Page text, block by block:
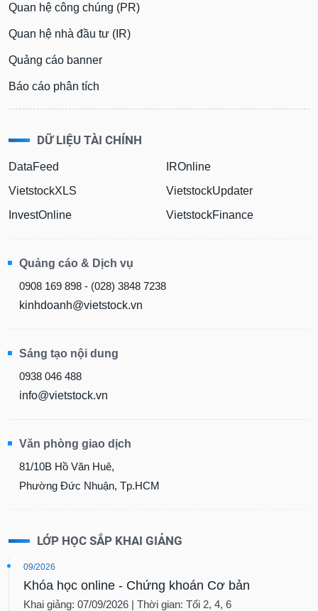
Quan hệ công chúng (PR)
Quan hệ nhà đầu tư (IR)
Quảng cáo banner
Báo cáo phân tích
DỮ LIỆU TÀI CHÍNH
DataFeed
VietstockXLS
InvestOnline
IROnline
VietstockUpdater
VietstockFinance
Quảng cáo & Dịch vụ
0908 169 898 - (028) 3848 7238
kinhdoanh@vietstock.vn
Sáng tạo nội dung
0938 046 488
info@vietstock.vn
Văn phòng giao dịch
81/10B Hồ Văn Huê,
Phường Đức Nhuận, Tp.HCM
LỚP HỌC SẮP KHAI GIẢNG
09/2026
Khóa học online - Chứng khoán Cơ bản
Khai giảng: 07/09/2026 | Thời gian: Tối 2, 4, 6